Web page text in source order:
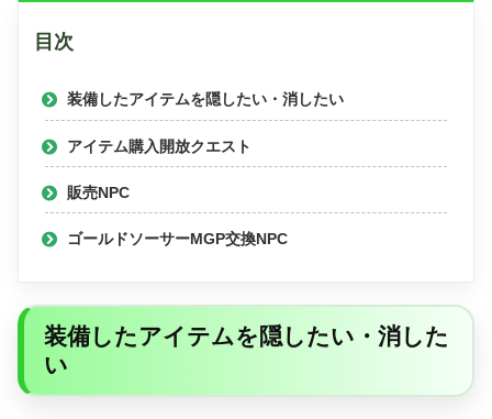
目次
装備したアイテムを隠したい・消したい
アイテム購入開放クエスト
販売NPC
ゴールドソーサーMGP交換NPC
装備したアイテムを隠したい・消した
い